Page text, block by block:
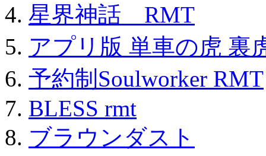
星界神話 RMT
アプリ版 単車の虎 裏
予約制Soulworker RMT
BLESS rmt
ブラウンダスト